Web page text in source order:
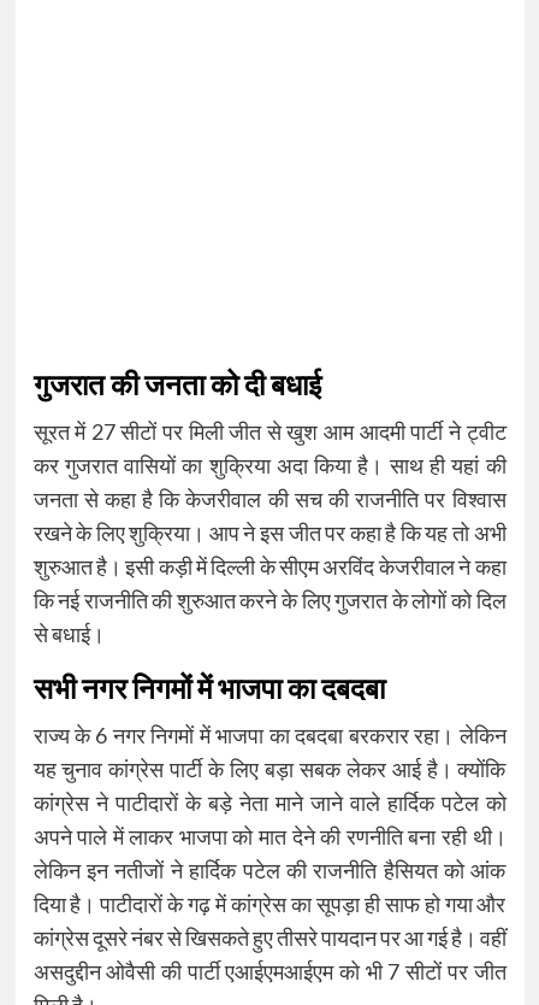
गुजरात की जनता को दी बधाई
सूरत में 27 सीटों पर मिली जीत से खुश आम आदमी पार्टी ने ट्वीट
कर गुजरात वासियों का शुक्रिया अदा किया है। साथ ही यहां की
जनता से कहा है कि केजरीवाल की सच की राजनीति पर विश्वास
रखने के लिए शुक्रिया। आप ने इस जीत पर कहा है कि यह तो अभी
शुरुआत है। इसी कड़ी में दिल्ली के सीएम अरविंद केजरीवाल ने कहा
कि नई राजनीति की शुरुआत करने के लिए गुजरात के लोगों को दिल
से बधाई।
सभी नगर निगमों में भाजपा का दबदबा
राज्य के 6 नगर निगमों में भाजपा का दबदबा बरकरार रहा। लेकिन
यह चुनाव कांग्रेस पार्टी के लिए बड़ा सबक लेकर आई है। क्योंकि
कांग्रेस ने पाटीदारों के बड़े नेता माने जाने वाले हार्दिक पटेल को
अपने पाले में लाकर भाजपा को मात देने की रणनीति बना रही थी।
लेकिन इन नतीजों ने हार्दिक पटेल की राजनीति हैसियत को आंक
दिया है। पाटीदारों के गढ़ में कांग्रेस का सूपड़ा ही साफ हो गया और
कांग्रेस दूसरे नंबर से खिसकते हुए तीसरे पायदान पर आ गई है। वहीं
असदुद्दीन ओवैसी की पार्टी एआईएमआईएम को भी 7 सीटों पर जीत